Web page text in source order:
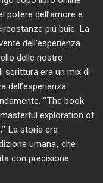
potere dell’amore e
più buie. La
dell’esperienza
delle nostre
scrittura era un mix di
dell’esperienza
“The book
exploration of
La storia era
umana, che
con precisione